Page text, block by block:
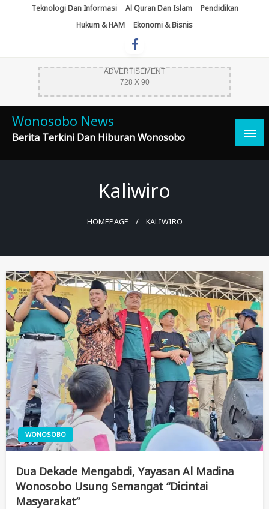
Teknologi Dan Informasi Al Quran Dan Islam
Pendidikan
Hukum & HAM
Ekonomi & Bisnis
ADVERTISEMENT
728 X 90
Wonosobo News
Berita Terkini Dan Hiburan Wonosobo
Kaliwiro
HOMEPAGE KALIWIRO
WONOSOBO
Dua Dekade Mengabdi, Yayasan Al Madina
Wonosobo Usung Semangat “Dicintai
Masyarakat”